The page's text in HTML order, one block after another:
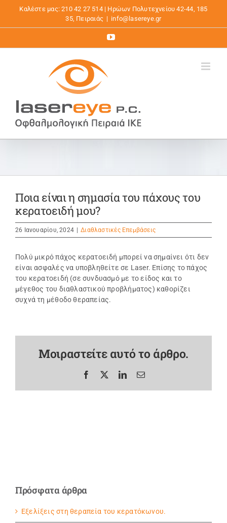
Μετάβαση
περιεχόμενο
Καλέστε μας: 210 42 27 514 | Ηρώων Πολυτεχνείου 42-44, 185
35, Πειραιάς | info@lasereye.gr
YouTube
Ποια είναι η σημασία του πάχους του
κερατοειδή μου?
26 Ιανουαρίου, 2024 | Διαθλαστικές Επεμβάσεις
Πολύ μικρό πάχος κερατοειδή μπορεί να σημαίνει ότι δεν
είναι ασφαλές να υποβληθείτε σε Laser. Επίσης το πάχος
του κερατοειδή (σε συνδυασμό με το είδος και το
μέγεθος του διαθλαστικού προβλήματος) καθορίζει
συχνά τη μέθοδο θεραπείας.
Μοιραστείτε αυτό το άρθρο.
Facebook LinkedInEmail
Πρόσφατα άρθρα
Εξελίξεις στη θεραπεία του κερατόκωνου.